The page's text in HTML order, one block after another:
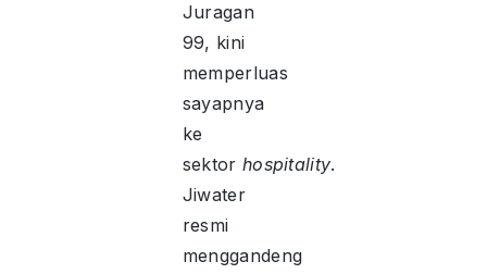
Juragan
99, kini
memperluas
sayapnya
ke
sektor hospitality.
Jiwater
resmi
menggandeng